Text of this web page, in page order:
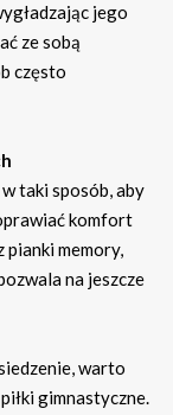
jego
ze sobą
często
taki sposób, aby
komfort
pianki memory,
na jeszcze
warto
gimnastyczne.